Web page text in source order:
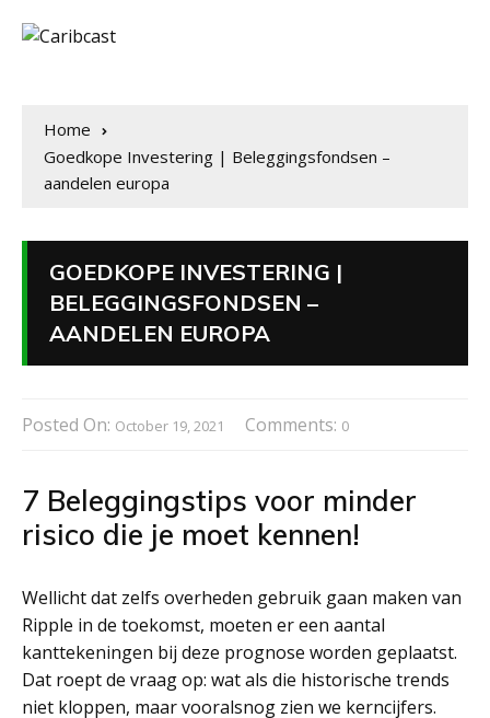
Home
Goedkope Investering | Beleggingsfondsen –
aandelen europa
GOEDKOPE INVESTERING |
BELEGGINGSFONDSEN –
AANDELEN EUROPA
Posted On: October 19, 2021 Comments: 0
7 Beleggingstips voor minder
risico die je moet kennen!
Wellicht dat zelfs overheden gebruik gaan maken van
Ripple in de toekomst, moeten er een aantal
kanttekeningen bij deze prognose worden geplaatst.
Dat roept de vraag op: wat als die historische trends
niet kloppen, maar vooralsnog zien we kerncijfers.